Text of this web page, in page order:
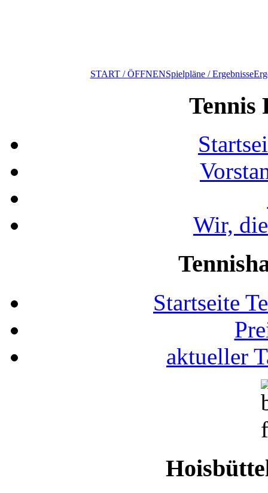
START / ÖFFNENSpielpläne / Ergebnisse
Tennis
Wir,
Startseite
aktueller